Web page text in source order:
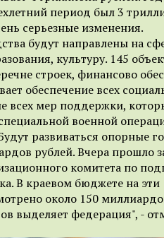
период был 3
серьезные изменения.
будут направлены на
культуру. 145
строек, финансово
обеспечение всех
всех мер поддержки,
военной
развиваться опорные
рублей. Вчера прошло
комитета по
В краевом бюджете на эти
около 150
выделяет федерация", -